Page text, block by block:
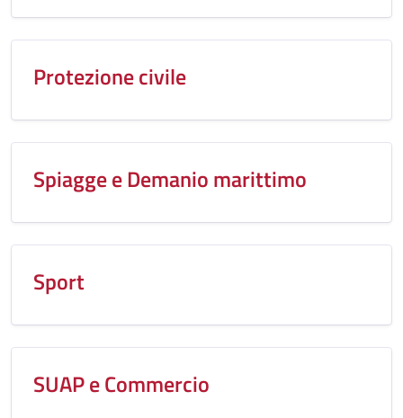
Protezione civile
Spiagge e Demanio marittimo
Sport
SUAP e Commercio